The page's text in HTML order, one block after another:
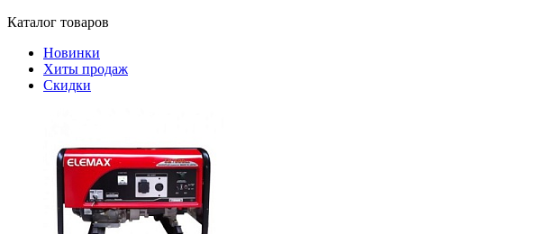
Каталог товаров
Новинки
Хиты продаж
Скидки